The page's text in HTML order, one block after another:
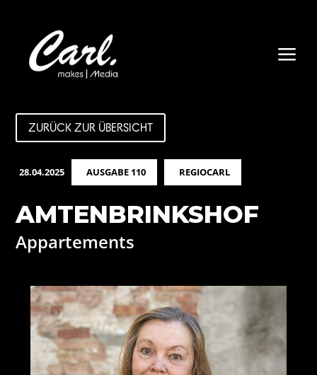
a
ZURÜCK ZUR ÜBERSICHT
28.04.2025 AUSGABE 110 REGIOCARL
AMTENBRINKSHOF
Appartements